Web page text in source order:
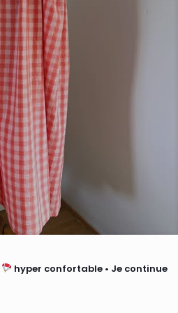
hyper confortable • Je continue